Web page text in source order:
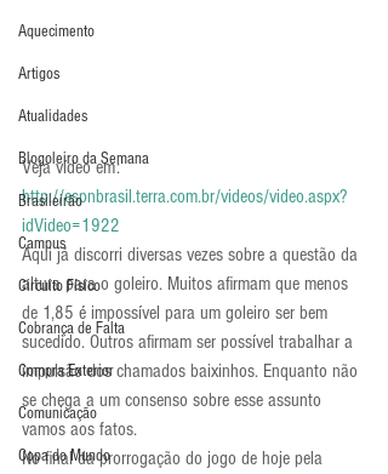
Aquecimento
Artigos
Atualidades
Blogoleiro da Semana
Brasileirão
Campus
Circuito Físico
Cobrança de Falta
Compra Exterior
Comunicação
Copa do Mundo
Veja vídeo em:
http://espnbrasil.terra.com.br/videos/video.aspx?
idVideo=1922
Aqui já discorri diversas vezes sobre a questão da
altura para o goleiro. Muitos afirmam que menos
de 1,85 é impossível para um goleiro ser bem
sucedido. Outros afirmam ser possível trabalhar a
impulsão dos chamados baixinhos. Enquanto não
se chega a um consenso sobre esse assunto
vamos aos fatos.
No final da prorrogação do jogo de hoje pela